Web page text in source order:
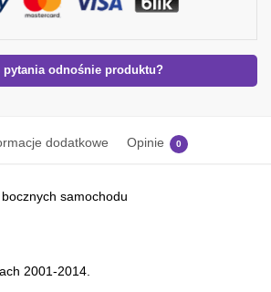
pytania odnośnie produktu?
dodatkowe Opinie 0
samochodu
2001-2014.